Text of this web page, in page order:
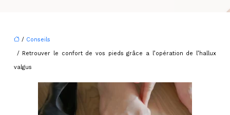
/ Conseils
/ Retrouver le confort de vos pieds grâce a l’opération de l’hallux
valgus